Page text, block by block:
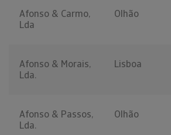
Afonso & Carmo,
Lda
Olhão
Afonso & Morais,
Lda.
Lisboa
Afonso & Passos,
Lda.
Olhão